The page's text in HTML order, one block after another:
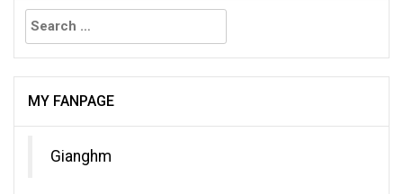
Search
for:
MY FANPAGE
Gianghm